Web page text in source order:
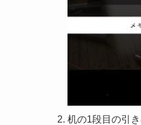
机の1段目の引